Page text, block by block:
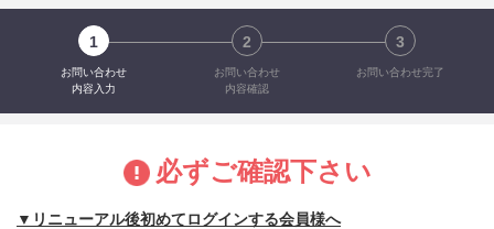
1
お問い合わせ
内容入力
2
お問い合わせ
内容確認
3
お問い合わせ完了
必ずご確認下さい
▼リニューアル後初めてログインする会員様へ